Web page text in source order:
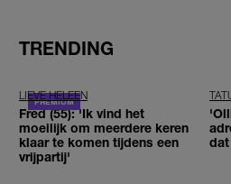
TRENDING
LIEVE HELEEN
Fred (55): 'Ik vind het
moeilijk om meerdere keren
klaar te komen tijdens een
vrijpartij'
dat